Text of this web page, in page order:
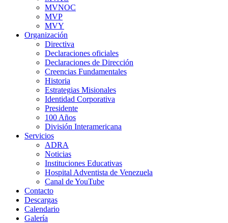
MVNOC
MVP
MVY
Organización
Directiva
Declaraciones oficiales
Declaraciones de Dirección
Creencias Fundamentales
Historia
Estrategias Misionales
Identidad Corporativa
Presidente
100 Años
División Interamericana
Servicios
ADRA
Noticias
Instituciones Educativas
Hospital Adventista de Venezuela
Canal de YouTube
Contacto
Descargas
Calendario
Galería